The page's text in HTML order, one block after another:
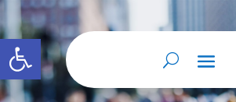
Abrir barra de herramientas